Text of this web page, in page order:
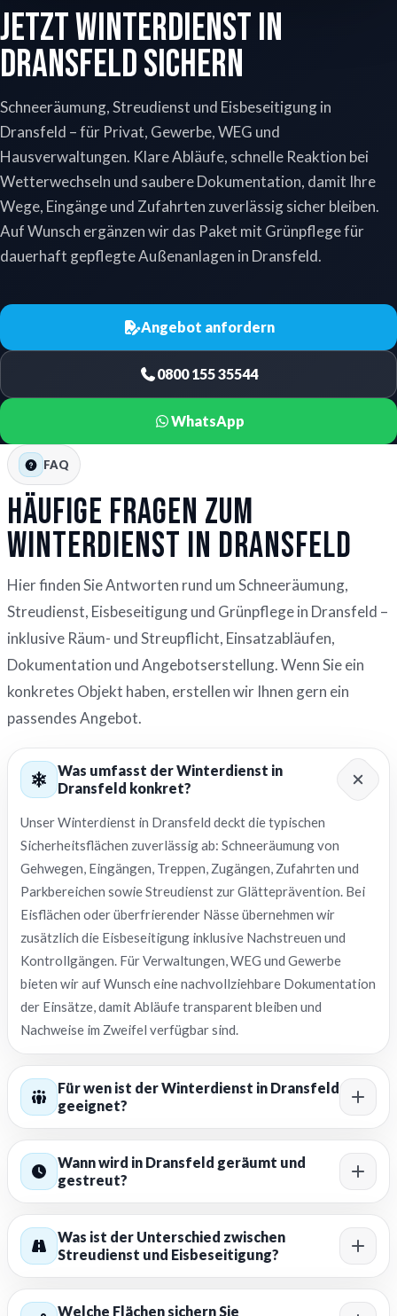
Jetzt Winterdienst in
Dransfeld sichern
Schneeräumung, Streudienst und Eisbeseitigung in
Dransfeld – für Privat, Gewerbe, WEG und
Hausverwaltungen. Klare Abläufe, schnelle Reaktion bei
Wetterwechseln und saubere Dokumentation, damit Ihre
Wege, Eingänge und Zufahrten zuverlässig sicher bleiben.
Auf Wunsch ergänzen wir das Paket mit Grünpflege für
dauerhaft gepflegte Außenanlagen in Dransfeld.
Angebot anfordern
0800 155 35544
WhatsApp
FAQ
Häufige Fragen zum
Winterdienst in Dransfeld
Hier finden Sie Antworten rund um Schneeräumung,
Streudienst, Eisbeseitigung und Grünpflege in Dransfeld –
inklusive Räum- und Streupflicht, Einsatzabläufen,
Dokumentation und Angebotserstellung. Wenn Sie ein
konkretes Objekt haben, erstellen wir Ihnen gern ein
passendes Angebot.
Was umfasst der Winterdienst in
Dransfeld konkret?
Unser Winterdienst in Dransfeld deckt die typischen
Sicherheitsflächen zuverlässig ab: Schneeräumung von
Gehwegen, Eingängen, Treppen, Zugängen, Zufahrten und
Parkbereichen sowie Streudienst zur Glätteprävention. Bei
Eisflächen oder überfrierender Nässe übernehmen wir
zusätzlich die Eisbeseitigung inklusive Nachstreuen und
Kontrollgängen. Für Verwaltungen, WEG und Gewerbe
bieten wir auf Wunsch eine nachvollziehbare Dokumentation
der Einsätze, damit Abläufe transparent bleiben und
Nachweise im Zweifel verfügbar sind.
Für wen ist der Winterdienst in Dransfeld
geeignet?
Wann wird in Dransfeld geräumt und
gestreut?
Was ist der Unterschied zwischen
Streudienst und Eisbeseitigung?
Welche Flächen sichern Sie